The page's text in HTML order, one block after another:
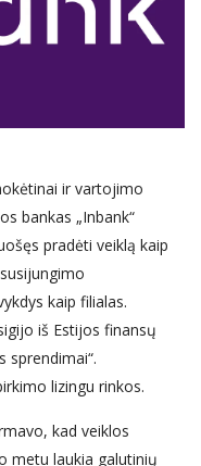
ir vartojimo
bankas „Inbank“
pradėti veiklą kaip
kaip filialas.
iš Estijos finansų
sprendimai“.
lizingu rinkos.
kad veiklos
metu laukia galutinių